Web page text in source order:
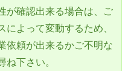
が確認出来る場合は、ご
よって変動するため、
依頼が出来るかご不明な
ね下さい。